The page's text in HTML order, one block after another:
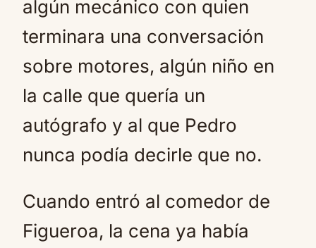
algún mecánico con quien
terminara una conversación
sobre motores, algún niño en
la calle que quería un
autógrafo y al que Pedro
nunca podía decirle que no.
Cuando entró al comedor de
Figueroa, la cena ya había